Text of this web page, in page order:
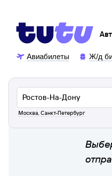
Авиабилеты Ж/д
Москва, Санкт-Петербург